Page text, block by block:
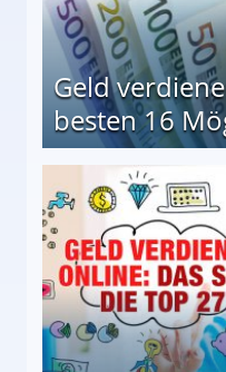
Geld
besten 16